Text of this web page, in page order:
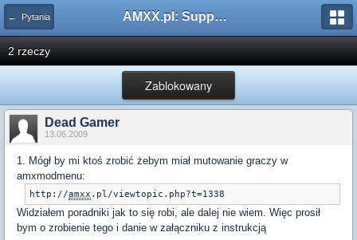
← Pytania AMXX.pl: Support AMX Mod X i SourceMod
2 rzeczy
Zablokowany
Dead Gamer
13.06.2009
1. Mógł by mi ktoś zrobić żebym miał mutowanie graczy w
amxmodmenu:
http://amxx .pl/viewtopic.php?t=1338
Widziałem poradniki jak to się robi, ale dalej nie wiem. Więc prosił
bym o zrobienie tego i danie w załączniku z instrukcją